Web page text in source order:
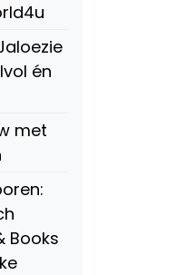
én
met
Books